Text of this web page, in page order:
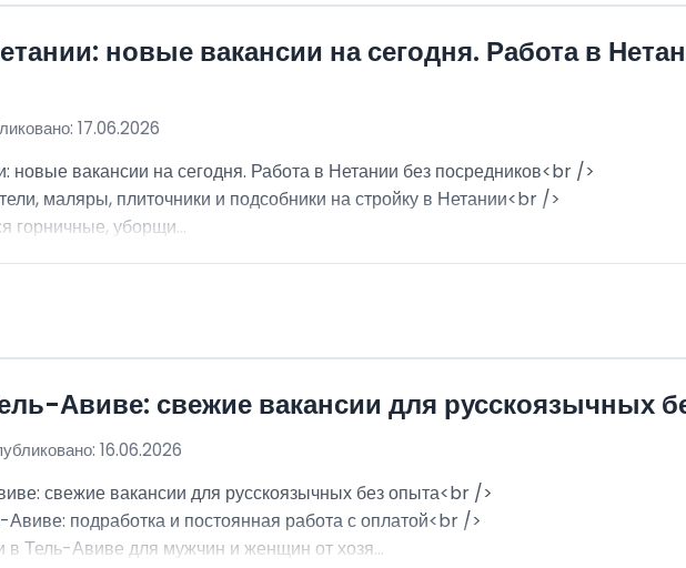
новые вакансии на сегодня. Работа в
17.06.2026
новые вакансии на сегодня. Работа в Нетании без посредников<br />
маляры, плиточники и подсобники на стройку в Нетании<br />
горничные, уборщи...
Авиве: свежие вакансии для русскоязычных
16.06.2026
свежие вакансии для русскоязычных без опыта<br />
Авиве: подработка и постоянная работа с оплатой<br />
в Тель-Авиве для мужчин и женщин от хозя...